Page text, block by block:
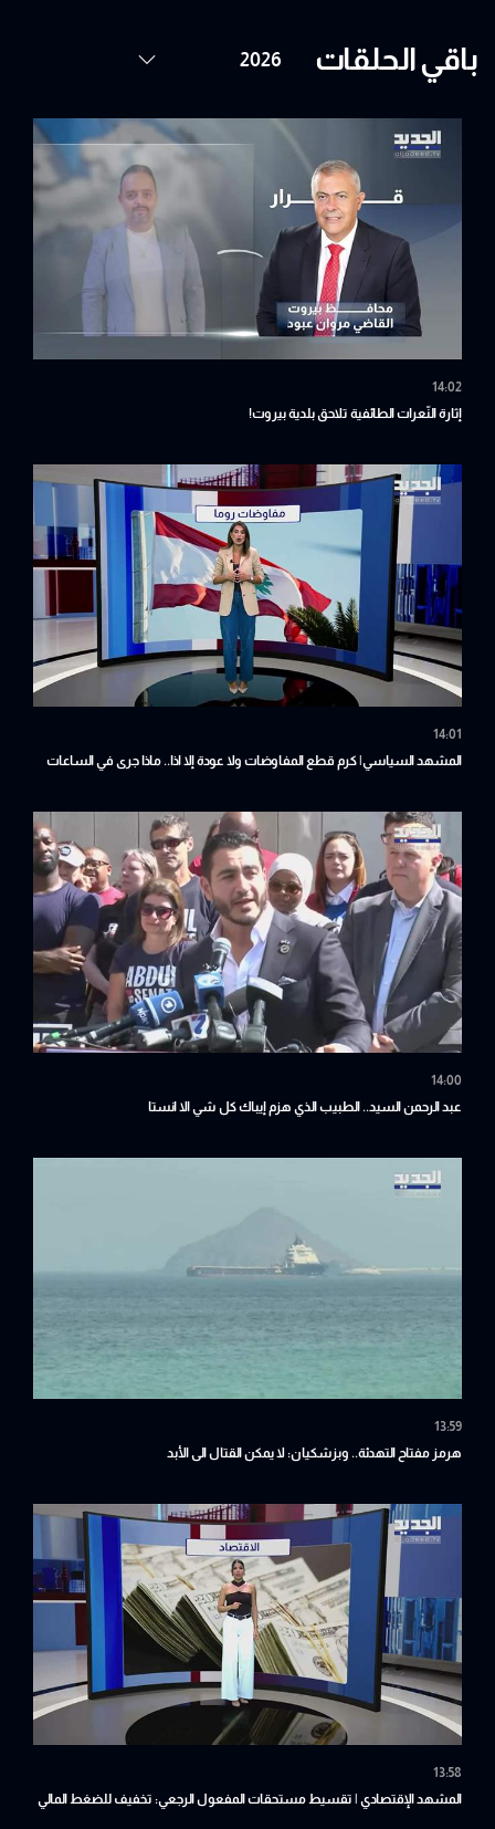
باقي الحلقات
14:02
إثارة النّعرات الطائفية تلاحق بلدية بيروت!
14:01
المشهد السياسي| كرم قطع المفاوضات ولا عودة إلا اذا.. ماذا جرى في الساعات
14:00
عبد الرحمن السيد.. الطبيب الذي هزم إيباك كل شي الا انستا
13:59
هرمز مفتاح التهدئة.. وبزشكيان: لا يمكن القتال الى الأبد
13:58
المشهد الإقتصادي | تقسيط مستحقات المفعول الرجعي: تخفيف للضغط المالي